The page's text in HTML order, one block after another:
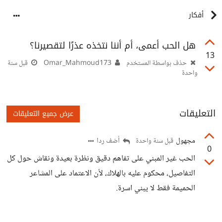
أفكار
13
هل الحب أعمى، أم أننا نتخذه عذرًا لتقصيرنا؟
حذف بواسطة المستخدم
قبل سنة
واحدة
التعليقات عرض جميع التعليقات
0
مجهول قبل سنة واحدة أضف ردا
الحب غير المبني على تفاهم دقيق ونظرة بعيدة ونقاش حول كل
التفاصيل، محكوم عليه بالهلاك، لأن الاعتماد على المشاعر
الحميمة فقط لا يبني اسرة.